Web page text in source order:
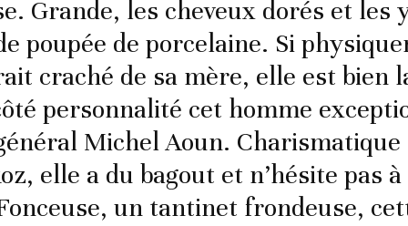
Grande, les cheveux dorés et les
poupée de porcelaine. Si
craché de sa mère, elle est bien
personnalité cet homme
Michel Aoun. Charismatique
elle a du bagout et n’hésite pas
un tantinet frondeuse,